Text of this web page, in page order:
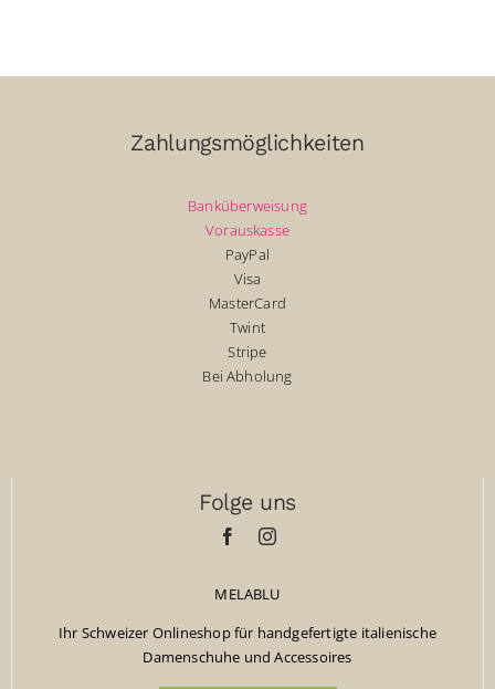
Zahlungsmöglichkeiten
Banküberweisung
Vorauskasse
PayPal
Visa
MasterCard
Twint
Stripe
Bei Abholung
Folge uns
MELABLU
Ihr Schweizer Onlineshop für handgefertigte italienische
Damenschuhe und Accessoires